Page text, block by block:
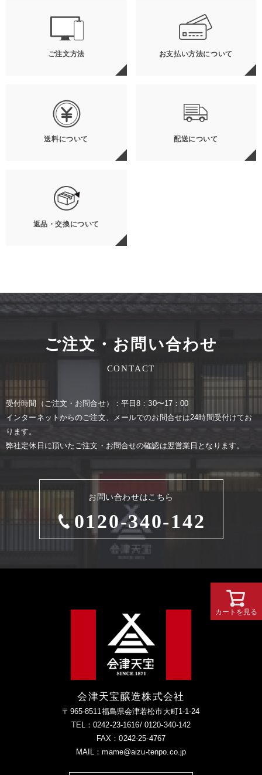
ご注文方法 お支払い方法について
送料について 配送について
返品・交換について
ご注文・お問い合わせ
CONTACT
お問い合わせはこちら
0120-340-142
受付時間（ご注⽂・お問合せ）：平⽇8：30〜17：00
インターネットからのご注⽂、メールでのお問合せは24時間受付けてお
ります。
弊社定休⽇に頂いたご注⽂・お問合せの確認は翌営業⽇となります。
会津天宝醸造株式会社
〒965-8511福島県会津若松市大町1-1-24
TEL：0242-23-1616/ 0120-340-142
FAX：0242-25-4767
MAIL：mame@aizu-tenpo.co.jp
カートを見る